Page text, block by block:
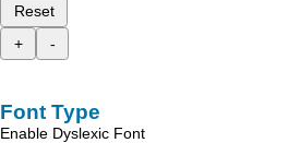
Reset
+
-
Font Type
Enable Dyslexic Font